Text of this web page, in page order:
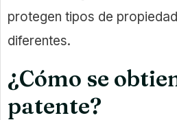
protegen tipos de
diferentes.
¿Cómo se
patente?